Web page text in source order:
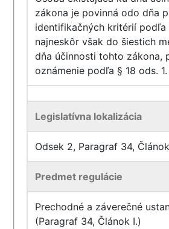
zákona je povinná odo dňa
identifikačných kritérií podľa
najneskôr však do šiestich
dňa účinnosti tohto zákona,
oznámenie podľa § 18 ods. 1.
Legislatívna lokalizácia
Odsek 2, Paragraf 34,
Predmet regulácie
Prechodné a záverečné
(Paragraf 34, Článok I.)